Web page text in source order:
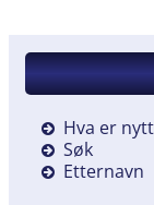
Hva er
Søk
Etternavn